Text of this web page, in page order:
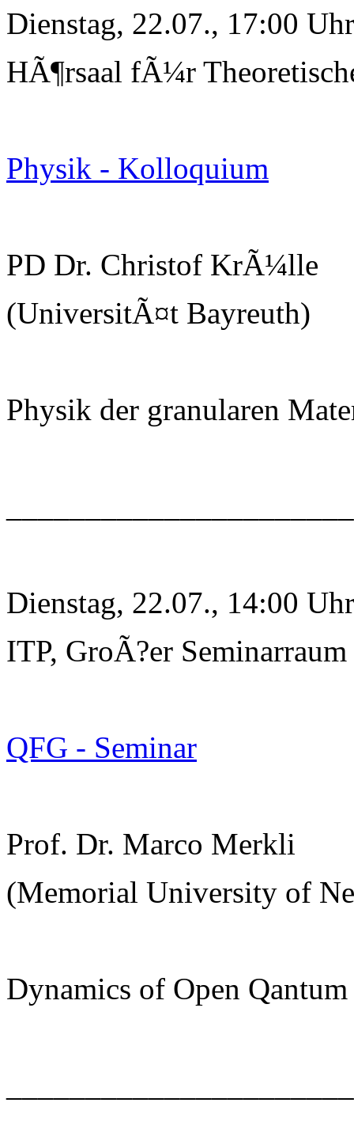
Dienstag, 22.07., 17:00 Uhr
HÃ¶rsaal fÃ¼r
Physik - Kolloquium
PD Dr. Christof KrÃ¼lle
(UniversitÃ¤t Bayreuth)
Physik der granularen
Dienstag, 22.07., 14:00 Uhr
ITP, GroÃ?er Seminarraum
QFG - Seminar
Prof. Dr. Marco Merkli
(Memorial University of
Dynamics of Open Qantum